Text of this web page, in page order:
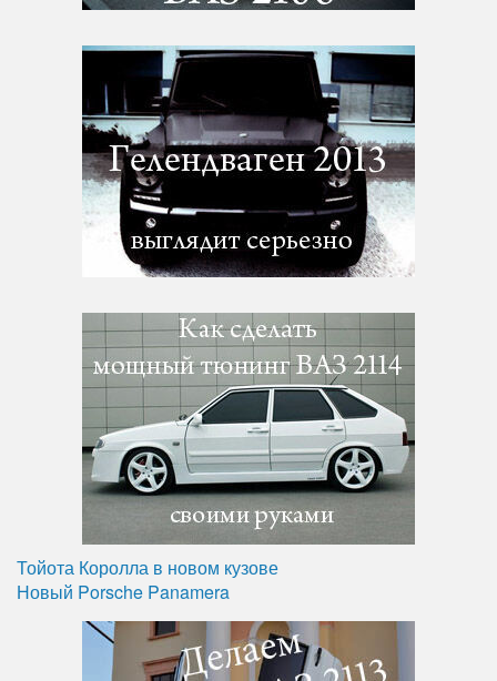
Тойота Королла в новом кузове
Новый Porsche Panamera